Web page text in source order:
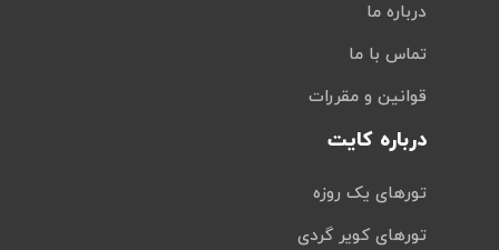
درباره ما
تماس با ما
قوانین و مقررات
درباره کایت
تورهای یک روزه
تورهای کویر گردی